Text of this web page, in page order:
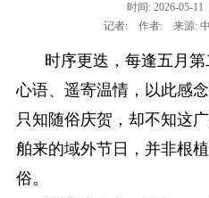
时间: 2026-05-
记者: 作者: 来源: 中
时序更迭，每逢五月
心语、遥寄温情，以此感
只知随俗庆贺，却不知这
舶来的域外节日，并非根
俗。